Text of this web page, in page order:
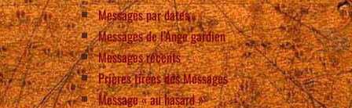
Messages par dates
Messages de l’Ange gardien
Messages récents
Prières tirées des Messages
Message « au hasard »